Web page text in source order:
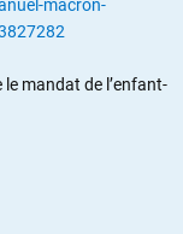
macron-
mandat de l’enfant-